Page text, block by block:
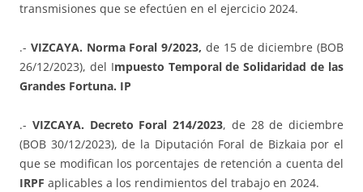
transmisiones que se efectúen en el ejercicio 2024.
.- VIZCAYA. Norma Foral 9/2023, de 15 de diciembre (BOB
26/12/2023), del Impuesto Temporal de Solidaridad de las
Grandes Fortuna. IP
.- VIZCAYA. Decreto Foral 214/2023, de 28 de diciembre
(BOB 30/12/2023), de la Diputación Foral de Bizkaia por el
que se modifican los porcentajes de retención a cuenta del
IRPF aplicables a los rendimientos del trabajo en 2024.